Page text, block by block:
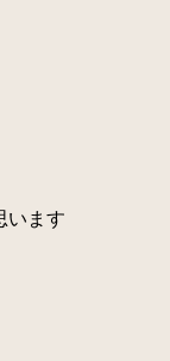
います